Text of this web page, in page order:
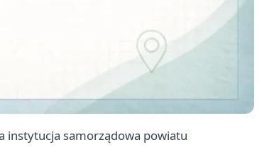
instytucja samorządowa powiatu